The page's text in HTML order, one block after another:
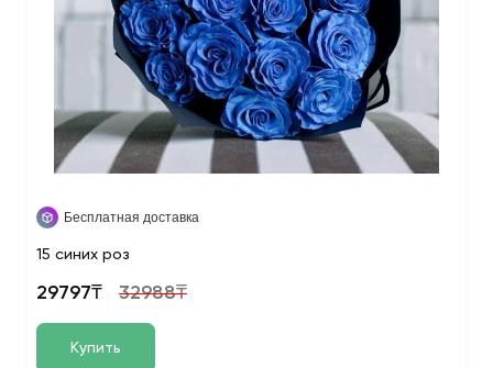
Бесплатная доставка
15 синих роз
29797₸ 32988₸
Купить